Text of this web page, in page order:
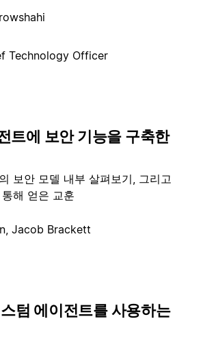
Technology Officer
트에 보안 기능을 구축한
보안 모델 내부 살펴보기, 그리고
해 얻은 교훈
Jacob Brackett
텀 에이전트를 사용하는